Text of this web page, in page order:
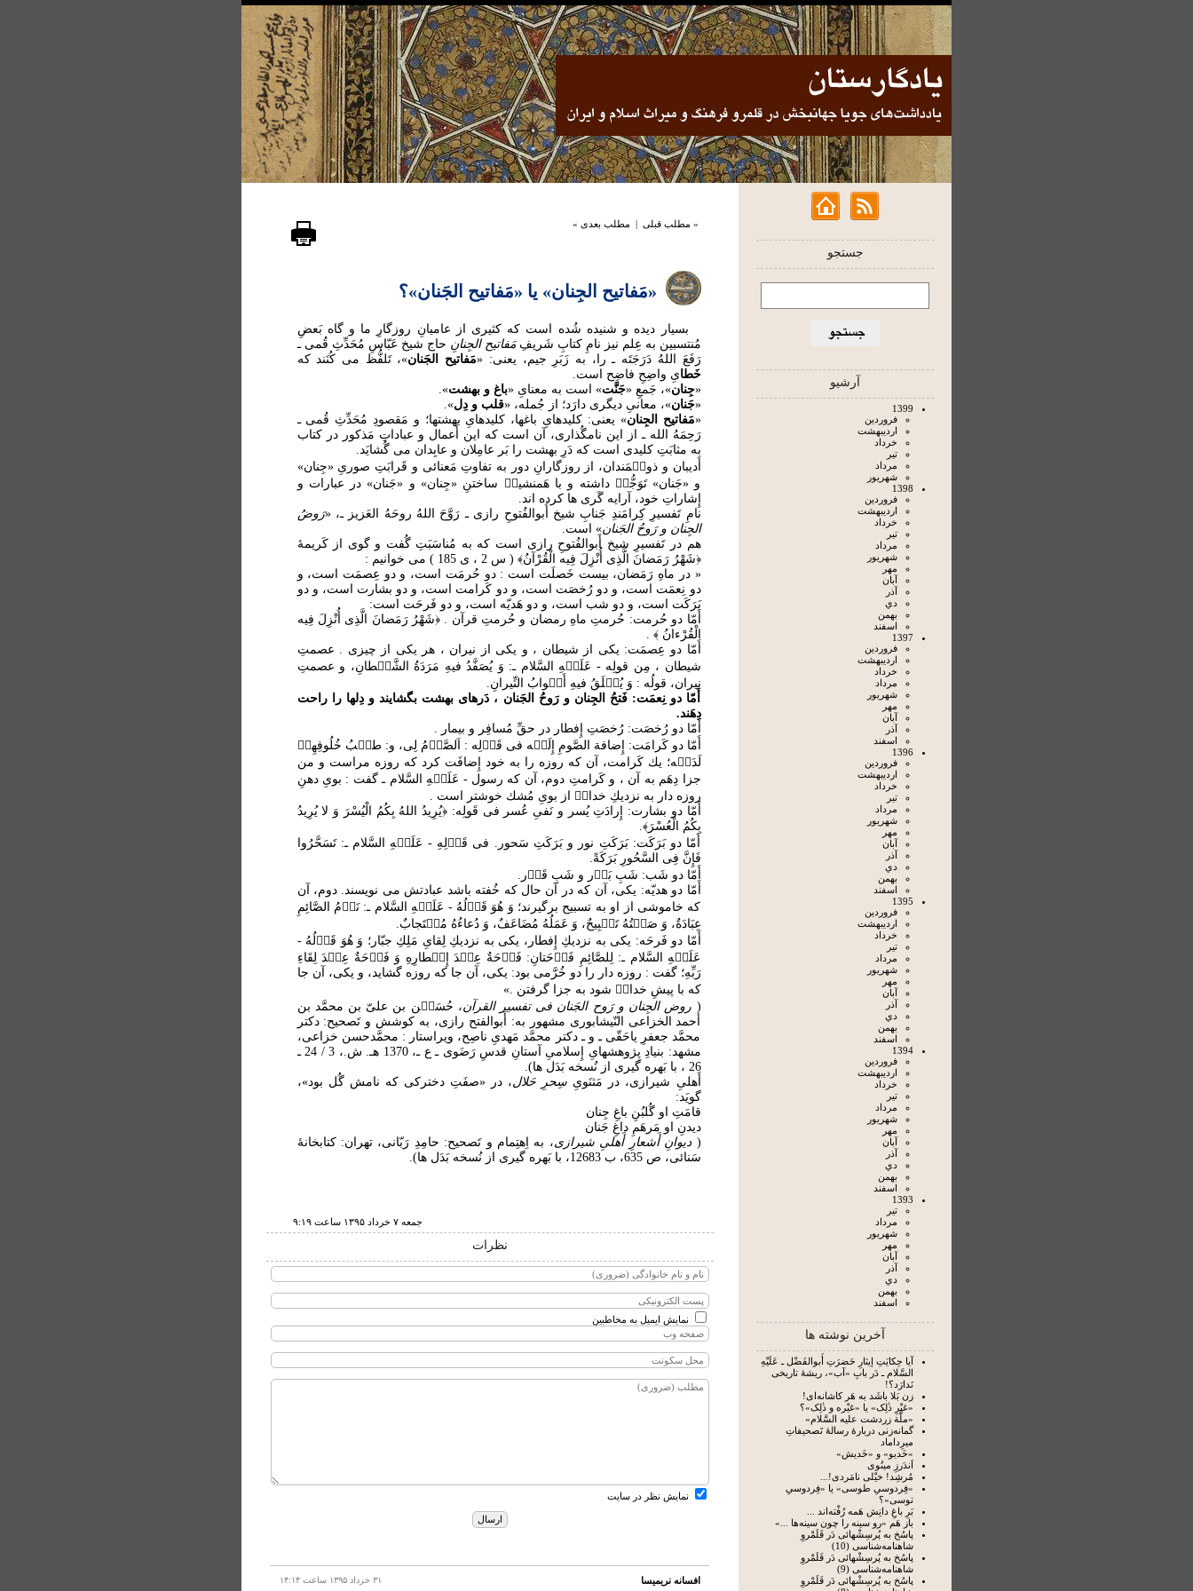
جستجو
آرشیو
1399
فروردين
ارديبهشت
خرداد
تير
مرداد
شهريور
1398
فروردين
ارديبهشت
خرداد
تير
مرداد
شهريور
مهر
آبان
آذر
دي
بهمن
اسفند
1397
فروردين
ارديبهشت
خرداد
مرداد
شهريور
مهر
آبان
آذر
اسفند
1396
فروردين
ارديبهشت
خرداد
تير
مرداد
شهريور
مهر
آبان
آذر
دي
بهمن
اسفند
1395
فروردين
ارديبهشت
خرداد
تير
مرداد
شهريور
مهر
آبان
آذر
دي
بهمن
اسفند
1394
فروردين
ارديبهشت
خرداد
تير
مرداد
شهريور
مهر
آبان
آذر
دي
بهمن
اسفند
1393
تير
مرداد
شهريور
مهر
آبان
آذر
دي
بهمن
اسفند
آخرین نوشته ها
آیا حِکایَتِ إیثارِ حَضرَتِ أَبوالفَضْل ـ عَلَیْهِ
السَّلام ـ دَر بابِ «آب»، ریشۀ تاریخی
نَدارَد؟!
زن بَلا باشَد به هَر کاشانه‌ای!
«غیْرِ ذٰلِک» یا «غیْره و ذٰلِک»؟
«ملَّة زردشت علیه السَّلام»
گمانه‌زنی دربارۀ رسالۀ تَصحیفاتِ
میرِداماد
«خَدیو» و «خَدیش»
اَندَرزِ مینُوی
مُرشِد! خیْلی نامَردی!...
«فِردوسیِ طوسی» یا «فِردوسیِ
توسی»؟
بَرِ باغِ دانِش هَمه رُفْته‌‏اند ...
باز هَم «رو سینه را چون سینه‌ها ...»
پاسُخ به پُرسِشْهائی دَر قَلَمْروِ
شاهنامه‌شناسی (10)
پاسُخ به پُرسِشْهائی دَر قَلَمْروِ
شاهنامه‌شناسی (9)
پاسُخ به پُرسِشْهائی دَر قَلَمْروِ
« مطلب قبلی | مطلب بعدی »
«مَفاتیح الجِنان» یا «مَفاتیح الجَنان»؟
بسیار دیده و شنیده شُده است که کثیری از عامیانِ روزگارِ ما و گاه بَعضِ
مُنتسبین به عِلم نیز نامِ کتابِ شَریفِمَفاتیح الجِنانِ حاج شیخ عَبّاسِ مُحَدِّثِ قُمی ـ
رَفَعَ اللهُ دَرَجَتَه ـ را، به زَبَرِ جیم، یعنی: «مَفاتیح الجَنان»، تَلفُّظ می کُنَند که
خَطایِ واضِحِ فاضِح است.
«جِنان»، جَمعِ «جَنَّت» است به معنایِ «باغ و بهشت».
«جَنان»، معانیِ دیگری دارَد؛ از جُمله، «قلب و دِل».
«مَفاتیح الجِنان» یعنی: کلیدهایِ باغها، کلیدهایِ بهشتها؛ و مَقصودِ مُحَدِّثِ قُمی ـ
رَحِمَهُ الله ـ از این نامگُذاری، آن است که این أَعمال و عباداتِ مَذکور در کتاب
به مثابَتِ کلیدی است که دَرِ بهشت را بَر عامِلان و عابِدان می گُشایَد.
أَدیبان و ذوق۟مَندان، از روزگارانِ دور به تفاوتِ مَعنائی و قَرابَتِ صوریِ «جِنان»
و «جَنان» تَوَجُّه۟ داشته و با هَمنشین۟ ساختنِ «جِنان» و «جَنان» در عبارات و
إِشاراتِ خود، آرایه گَری ها کرده اند.
نامِ تَفسیرِ کِرامَندِ جَنابِ شیخ أَبوالفُتوحِ رازی ـ رَوَّحَ اللهُ روحَهُ العَزیز ـ، «رَوضُ
الجِنان و رَوحُ الجَنان» است.
هم در تَفسیرِ شیخ أَبوالفُتوحِ رازی است كه به مُناسَبَتِ گُفت و گوی از کَریمۀ
﴿شَهْرُ رَمَضانَ الَّذِی أُنْزِلَ فِيه الْقُرْآنُ﴾ ( س 2 ، ی 185 ) مى خوانیم :
« در ماهِ رَمَضان، بيست خَصلَت است : دو حُرمَت است، و دو عِصمَت است، و
دو نِعمَت است، و دو رُخصَت است، و دو كَرامت است، و دو بشارت است، و دو
بَرَكَت است، و دو شب است، و دو هَديّه است، و دو فَرحَت است:
أَمّا دو حُرمت: حُرمتِ ماهِ رمضان و حُرمتِ قرآن . ﴿شَهْرُ رَمَضانَ الَّذِی أُنْزِلَ فِيه
الْقُرْءانُ ﴾ .
أَمّا دو عِصمَت: يكى از شيطان ، و يكى از نيران ، هر يكى از چيزى . عصمتِ
شيطان ، مِن قولِه - عَلَي۟هِ السَّلام ـ: وَ يُصَفَّدُ فيهِ مَرَدَةُ الشَّي۟طانِ، و عصمتِ
نيران، قولُه : وَ يُغ۟لَقُ فيهِ أَب۟وابُ النِّيرانِ.
أَمّا دو نِعمَت: فَتحُ الجِنان و رَوحُ الجَنان ، دَرهاى بهشت بگشايند و دِلها را راحت
دِهَند.
أَمّا دو رُخصَت: رُخصَتِ إِفطار در حقِّ مُسافِر و بيمار .
أَمّا دو كَرامَت: إِضافة الصَّومِ إِلَي۟ه فی قَو۟لِه : اَلصَّو۟مُ لِی، و: طيٖبُ خُلُوفِهِم۟
لَدَي۟ه؛ يك كَرامت، آن كه روزه را به خود إِضافَت كرد كه روزه مراست و من
جزا دِهَم به آن ، و كَرامتِ دوم، آن كه رسول - عَلَي۟هِ السَّلام ـ گفت : بوىِ دهنِ
روزه دار به نزديكِ خداى۟ از بوىِ مُشك خوشتر است .
أَمّا دو بشارت: إِرادَتِ يُسر و نَفىِ عُسر فی قَولِه: ﴿يُرِيدُ اللهُ بِكُمُ الْيُسْرَ وَ لا يُرِيدُ
بِكُمُ الْعُسْرَ﴾.
أَمّا دو بَرَكَت: بَرَكَتِ نور و بَرَكَتِ سَحور. فی قَو۟لِهِ - عَلَي۟هِ السَّلام ـ: تَسَحَّرُوا
فَإِنَّ فِى السَّحُورِ بَرَكَةً.
أَمّا دو شَب: شَبِ بَد۟ر و شَبِ قَد۟ر.
أَمّا دو هديّه: يكى، آن كه در آن حال كه خُفته باشد عبادتش مى نويسند. دوم، آن
كه خاموشى از او به تسبيح برگيرند؛ وَ هُوَ قَو۟لُهُ - عَلَي۟هِ السَّلام ـ: نَو۟مُ الصَّائِمِ
عِبَادَةٌ، وَ صَم۟تُهُ تَس۟بِيحٌ، وَ عَمَلُهُ مُضَاعَفٌ، وَ دُعاءُهُ مُس۟تَجابٌ.
أَمّا دو فَرحَه: يكى به نزديكِ إِفطار، يكى به نزديكِ لِقاىِ مَلِكِ جبّار؛ وَ هُوَ قَو۟لُهُ -
عَلَي۟هِ السَّلام ـ: لِلصَّائِمِ فَر۟حَتانِ: فَر۟حَةٌ عِن۟دَ إِف۟طارِهِ وَ فَر۟حَةٌ عِن۟دَ لِقَاءِ
رَبِّهِ؛ گفت : روزه دار را دو خُرَّمى بود: يكى، آن جا كه روزه گشايد، و يكى، آن جا
كه با پيشِ خداى۟ شود به جزا گرفتن .»
( روض الجِنان و رَوح الجَنان فی تفسير القرآن، حُسَي۟ن بن علىّ بن محمَّد بن
أحمد الخزاعى النّيشابورى مشهور به: أَبوالفتح رازى، به كوشش و تَصحيح: دكتر
محمَّد جعفرِ ياحَقّى ـ و ـ دكتر محمَّد مَهدىِ ناصِح، ويراستار : محمَّدحسن خزاعى،
مشهد: بنيادِ پِژوهشهاىِ إِسلامىِ آستانِ قدسِ رَضَوى ـ ع ـ، 1370 هـ. ش.، 3 / 24 ـ
26 ، با بَهره گیری از نُسخه بَدَل ها).
أَهلیِ شیرازی، در مَثنَویِ سِحرِ حَلال، در «صفَتِ دخترکی که نامش گُل بود»،
گویَد:
قامَتِ او گُلبُنِ باغِ جِنان
دیدنِ او مَرهَمِ داغِ جَنان
( دیوانِ أَشعارِ أَهلیِ شیرازی، به اِهتِمام و تَصحيح: حامِدِ رَبّانی، تهران: کتابخانۀ
سَنائی، ص 635، ب 12683، با بَهره گیری از نُسخه بَدَل ها).
جمعه ۷ خرداد ۱۳۹۵ ساعت ۹:۱۹
نظرات
نمایش ایمیل به مخاطبین
نمایش نظر در سایت
افسانه نریمیسا ۳۱ خرداد ۱۳۹۵ ساعت ۱۴:۱۴